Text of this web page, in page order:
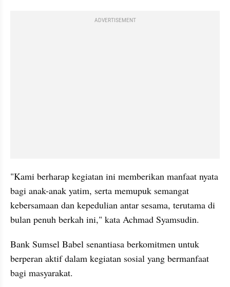
ADVERTISEMENT
"Kami berharap kegiatan ini memberikan manfaat nyata
bagi anak-anak yatim, serta memupuk semangat
kebersamaan dan kepedulian antar sesama, terutama di
bulan penuh berkah ini," kata Achmad Syamsudin.
Bank Sumsel Babel senantiasa berkomitmen untuk
berperan aktif dalam kegiatan sosial yang bermanfaat
bagi masyarakat.